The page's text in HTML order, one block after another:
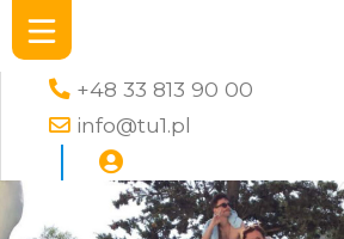
+48 33 813 90 00
info@tu1.pl